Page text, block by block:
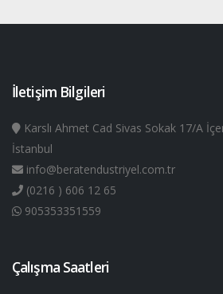
İletişim Bilgileri
Karslı Ahmet Cad Sivas Sokak 17/A
İstanbul
info@beratendustriyel.com.tr
(0216 ) 606 12 65
905353351559
Çalışma Saatleri